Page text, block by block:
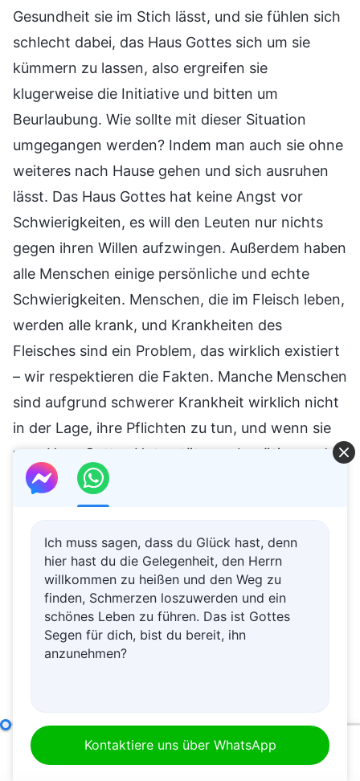
Gesundheit sie im Stich lässt, und sie fühlen sich
schlecht dabei, das Haus Gottes sich um sie
kümmern zu lassen, also ergreifen sie
klugerweise die Initiative und bitten um
Beurlaubung. Wie sollte mit dieser Situation
umgegangen werden? Indem man auch sie ohne
weiteres nach Hause gehen und sich ausruhen
lässt. Das Haus Gottes hat keine Angst vor
Schwierigkeiten, es will den Leuten nur nichts
gegen ihren Willen aufzwingen. Außerdem haben
alle Menschen einige persönliche und echte
Schwierigkeiten. Menschen, die im Fleisch leben,
werden alle krank, und Krankheiten des
Fleisches sind ein Problem, das wirklich existiert
– wir respektieren die Fakten. Manche Menschen
sind aufgrund schwerer Krankheit wirklich nicht
in der Lage, ihre Pflichten zu tun, und wenn sie
vom Haus Gottes Unterstützung benötigen oder
die Brüder und Schwestern brauchen, um
Heilmittel bereitzustellen oder einige
Haus Gottes diese Dinge gerne bereitstellen.
Wenn sie das Haus Gottes nicht belästigen
wollen und das Geld, die Mittel und die
Möglichkeiten haben, ihre Krankheit behandeln
zu lassen, ist das auch in Ordnung.
wenn ihre Gesundheit es ihnen nicht erlaubt, ihre
Pflichten im Haus Gottes fortzusetzen oder
Ich muss sagen, dass du Glück hast, denn
hier hast du die Gelegenheit, den Herrn
willkommen zu heißen und den Weg zu
finden, Schmerzen loszuwerden und ein
schönes Leben zu führen. Das ist Gottes
Segen für dich, bist du bereit, ihn
anzunehmen?
Kontaktiere uns über WhatsApp